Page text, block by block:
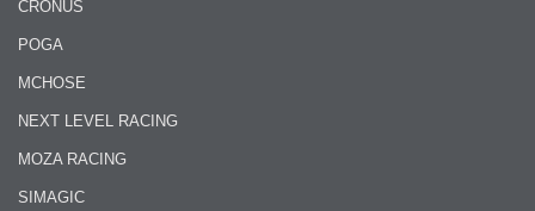
CRONUS
POGA
MCHOSE
NEXT LEVEL RACING
MOZA RACING
SIMAGIC